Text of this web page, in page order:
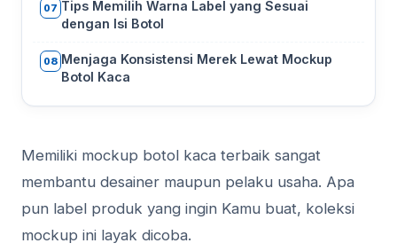
07 Tips Memilih Warna Label yang Sesuai
dengan Isi Botol
08 Menjaga Konsistensi Merek Lewat Mockup
Botol Kaca
Memiliki mockup botol kaca terbaik sangat
membantu desainer maupun pelaku usaha. Apa
pun label produk yang ingin Kamu buat, koleksi
mockup ini layak dicoba.